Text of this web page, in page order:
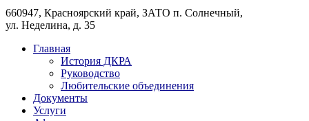
660947, Красноярский край, ЗАТО п. Солнечный,
ул. Неделина, д. 35
Главная
История ДКРА
Руководство
Любительские объединения
Документы
Услуги